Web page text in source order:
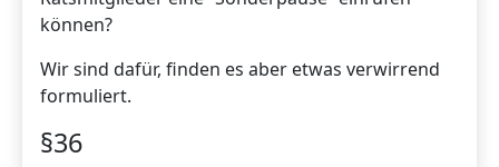
können?
Wir sind dafür, finden es aber etwas verwirrend
formuliert.
§36